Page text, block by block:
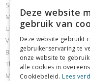
Steunkousen
Mobiliteit & revalidatie
Urineverliesartikelen
Voet- en schoenafdeling
Borstafdeling
Thuiszorg- en
Meettoestellen
Deze website
gebruik van
Deze website gebruikt
gebruikerservaring te
onze website te
alle cookies in
Cookiebeleid.Lees